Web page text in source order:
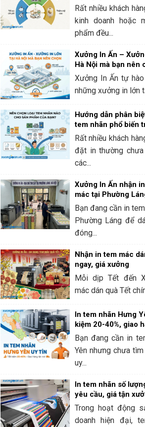
Rất nhiều khách
kinh doanh hoặc
phẩm đều...
Xưởng In Ấn –
Hà Nội mà bạn nên
Xưởng In Ấn tự
những xưởng in lớn
Hướng dẫn phân
tem nhãn phổ biến
trường
Rất nhiều khách
đặt in thường
các...
Xưởng In Ấn nhận
mác tại Phường
ít, lấy ngay
Bạn đang cần in
Phường Láng để
đóng...
Nhận in tem mác
ngay, giá xưởng
Mỗi dịp Tết đến
mác dán quà Tết
In tem nhãn Hưng
kiệm 20-40%, giao
Bạn đang cần in
Yên nhưng chưa
uy...
In tem nhãn số
yêu cầu, giá tận
hàng nhanh
Trong hoạt động
doanh hiện đại,